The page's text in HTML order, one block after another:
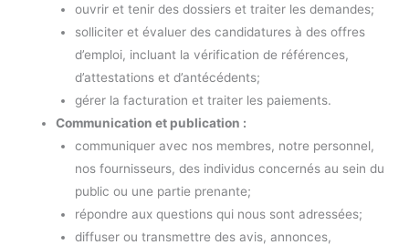
ouvrir et tenir des dossiers et traiter les demandes;
solliciter et évaluer des candidatures à des offres
d’emploi, incluant la vérification de références,
d’attestations et d’antécédents;
gérer la facturation et traiter les paiements.
Communication et publication :
communiquer avec nos membres, notre personnel,
nos fournisseurs, des individus concernés au sein du
public ou une partie prenante;
répondre aux questions qui nous sont adressées;
diffuser ou transmettre des avis, annonces,